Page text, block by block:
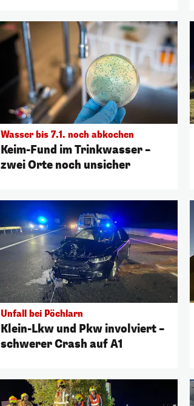
Wasser bis 7.1. noch abkochen
Keim-Fund im Trinkwasser –
zwei Orte noch unsicher
Unfall bei Pöchlarn
Klein-Lkw und Pkw involviert –
schwerer Crash auf A1